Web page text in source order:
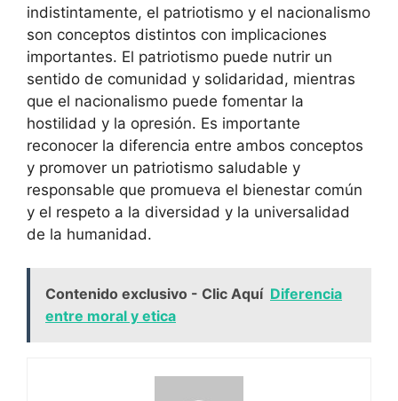
indistintamente, el patriotismo y el nacionalismo
son conceptos distintos con implicaciones
importantes. El patriotismo puede nutrir un
sentido de comunidad y solidaridad, mientras
que el nacionalismo puede fomentar la
hostilidad y la opresión. Es importante
reconocer la diferencia entre ambos conceptos
y promover un patriotismo saludable y
responsable que promueva el bienestar común
y el respeto a la diversidad y la universalidad
de la humanidad.
Contenido exclusivo - Clic Aquí Diferencia
entre moral y etica